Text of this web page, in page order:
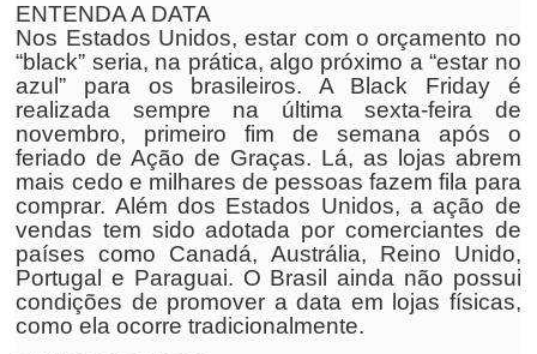
ENTENDA A DATA
Nos Estados Unidos, estar com o orçamento no
“black” seria, na prática, algo próximo a “estar no
azul” para os brasileiros. A Black Friday é
realizada sempre na última sexta-feira de
novembro, primeiro fim de semana após o
feriado de Ação de Graças. Lá, as lojas abrem
mais cedo e milhares de pessoas fazem fila para
comprar. Além dos Estados Unidos, a ação de
vendas tem sido adotada por comerciantes de
países como Canadá, Austrália, Reino Unido,
Portugal e Paraguai. O Brasil ainda não possui
condições de promover a data em lojas físicas,
como ela ocorre tradicionalmente.